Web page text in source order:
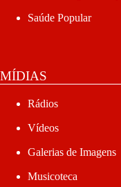
Saúde Popular
MÍDIAS
Rádios
Vídeos
Galerias de Imagens
Musicoteca